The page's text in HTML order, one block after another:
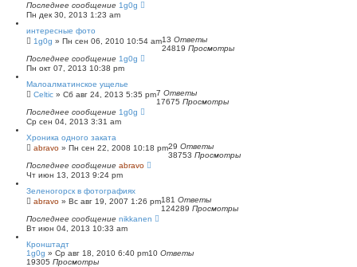
Последнее сообщение 1g0g
Пн дек 30, 2013 1:23 am
интересные фото
1g0g » Пн сен 06, 2010 10:54 am13 Ответы
24819 Просмотры
Последнее сообщение 1g0g
Пн окт 07, 2013 10:38 pm
Малоалматинское ущелье
Celtic » Сб авг 24, 2013 5:35 pm7 Ответы
17675 Просмотры
Последнее сообщение 1g0g
Ср сен 04, 2013 3:31 am
Хроника одного заката
abravo » Пн сен 22, 2008 10:18 pm29 Ответы
38753 Просмотры
Последнее сообщение abravo
Чт июн 13, 2013 9:24 pm
Зеленогорск в фотографиях
abravo » Вс авг 19, 2007 1:26 pm181 Ответы
124289 Просмотры
Последнее сообщение nikkanen
Вт июн 04, 2013 10:33 am
Кронштадт
1g0g » Ср авг 18, 2010 6:40 pm10 Ответы
19305 Просмотры